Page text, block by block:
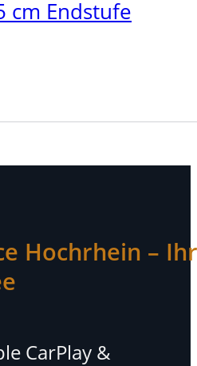
cm Endstufe
Hochrhein –
CarPlay &